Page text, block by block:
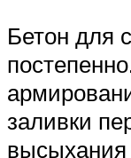
Бетон для
заливки
высыхания